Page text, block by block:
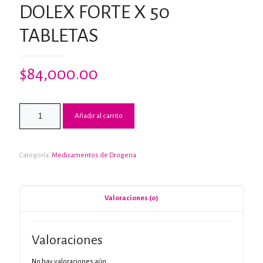
DOLEX FORTE X 50
TABLETAS
$84,000.00
Añadir al carrito
Categoría: Medicamentos de Drogeria
Valoraciones (0)
Valoraciones